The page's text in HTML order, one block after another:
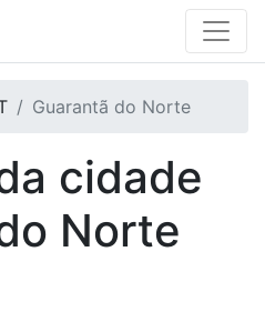
Guarantã do Norte
cidade
Norte